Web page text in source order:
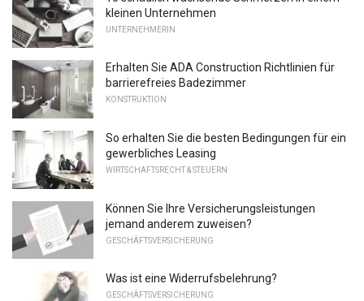
kleinen Unternehmen
UNTERNEHMERIN
Erhalten Sie ADA Construction Richtlinien für
barrierefreies Badezimmer
KONSTRUKTION
So erhalten Sie die besten Bedingungen für ein
gewerbliches Leasing
WIRTSCHAFTSRECHT & STEUERN
Können Sie Ihre Versicherungsleistungen
jemand anderem zuweisen?
GESCHÄFTSVERSICHERUNG
Was ist eine Widerrufsbelehrung?
GESCHÄFTSVERSICHERUNG